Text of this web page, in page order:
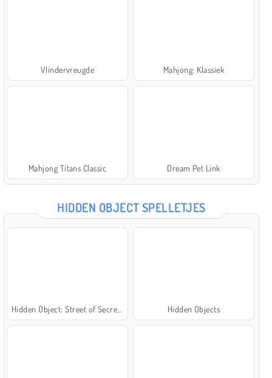
Vlindervreugde Mahjong: Klassiek
Mahjong Titans Classic Dream Pet Link
HIDDEN OBJECT SPELLETJES
Hidden Objects